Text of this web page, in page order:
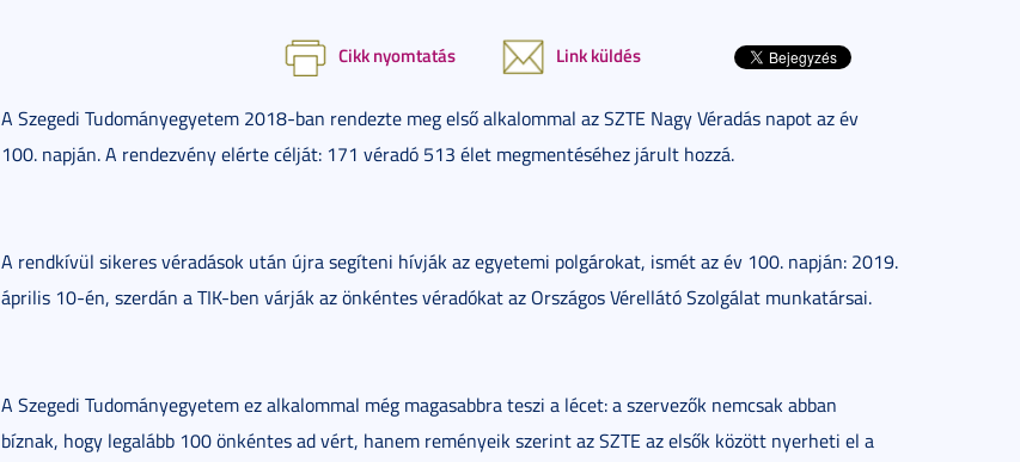
Cikk nyomtatás Link küldés
A Szegedi Tudományegyetem 2018-ban rendezte meg első alkalommal az SZTE Nagy Véradás napot az év
100. napján. A rendezvény elérte célját: 171 véradó 513 élet megmentéséhez járult hozzá.
A rendkívül sikeres véradások után újra segíteni hívják az egyetemi polgárokat, ismét az év 100. napján: 2019.
április 10-én, szerdán a TIK-ben várják az önkéntes véradókat az Országos Vérellátó Szolgálat munkatársai.
A Szegedi Tudományegyetem ez alkalommal még magasabbra teszi a lécet: a szervezők nemcsak abban
bíznak, hogy legalább 100 önkéntes ad vért, hanem reményeik szerint az SZTE az elsők között nyerheti el a